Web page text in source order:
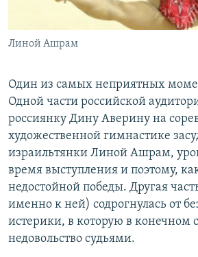
Линой Ашрам
Один из самых неприятных
Одной части российской
россиянку Дину Аверину на
художественной гимнастике
израильтянки Линой Ашрам,
время выступления и поэтому,
недостойной победы. Другая
именно к ней) содрогнулась от
истерики, в которую в конечном
недовольство судьями.